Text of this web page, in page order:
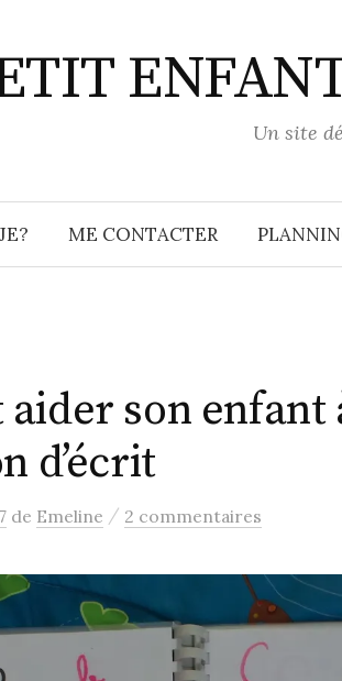
Un site
ME CONTACTER
son enfant
d’écrit
de Emeline / 2 commentaires